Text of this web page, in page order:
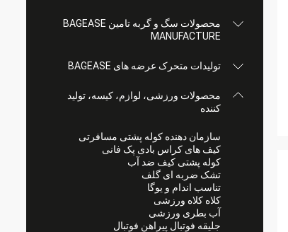
محصولات سگ و گربه تامین BAGEASE
MANUFACTURE
تولیدات متحرک عرضه های BAGEASE
محصولات ورزشی، لوازم، کیسه، تولید
کننده
سازمان دهنده کوله پشتی مسافرتی
کیف های کراس بادی پک فانی
کوله پشتی کیف ضد آب
تشک ضربه ای گلف
تناسب اندام و یوگا
کلاه کلاه ورزشی
آب بطری ورزشی
جلیقه فوتبال پیراهن فوتبال